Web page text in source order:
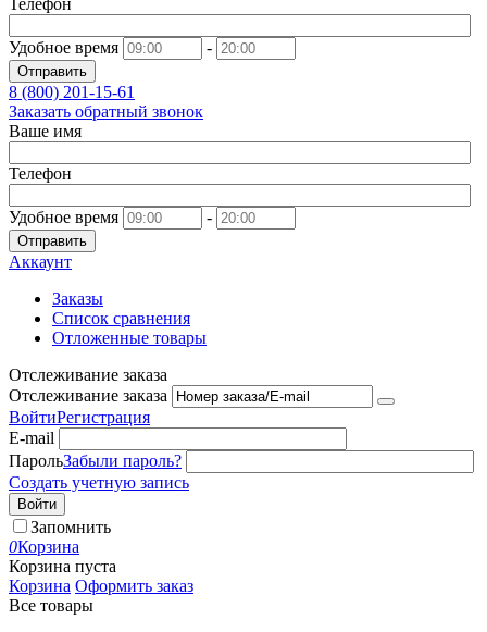
Телефон
Удобное время -
Отправить
8 (800) 201-15-61
Заказать обратный звонок
Ваше имя
Телефон
Удобное время -
Отправить
Аккаунт
Заказы
Список сравнения
Отложенные товары
Отслеживание заказа
Отслеживание заказа
ВойтиРегистрация
E-mail
ПарольЗабыли пароль?
Создать учетную запись
Войти
Запомнить
0Корзина
Корзина пуста
Корзина Оформить заказ
Все товары